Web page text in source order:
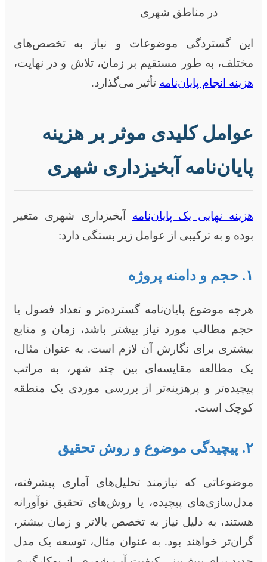
در مناطق شهری
این گستردگی موضوعات و نیاز به تخصص‌های
مختلف، به طور مستقیم بر زمان، تلاش و در نهایت،
هزینه انجام پایان‌نامه تأثیر می‌گذارد.
عوامل کلیدی موثر بر هزینه
پایان‌نامه آبخیزداری شهری
هزینه نهایی یک پایان‌نامه آبخیزداری شهری متغیر
بوده و به ترکیبی از عوامل زیر بستگی دارد:
۱. حجم و دامنه پروژه
هرچه موضوع پایان‌نامه گسترده‌تر و تعداد فصول یا
حجم مطالب مورد نیاز بیشتر باشد، زمان و منابع
بیشتری برای نگارش آن لازم است. به عنوان مثال،
یک مطالعه مقایسه‌ای بین چند شهر، به مراتب
پیچیده‌تر و پرهزینه‌تر از بررسی موردی یک منطقه
کوچک است.
۲. پیچیدگی موضوع و روش تحقیق
موضوعاتی که نیازمند تحلیل‌های آماری پیشرفته،
مدل‌سازی‌های پیچیده، یا روش‌های تحقیق نوآورانه
هستند، به دلیل نیاز به تخصص بالاتر و زمان بیشتر،
گران‌تر خواهند بود. به عنوان مثال، توسعه یک مدل